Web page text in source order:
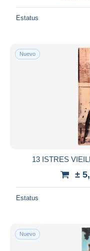
Estatus
Nuevo
13 ISTRES
±
Estatus
Nuevo